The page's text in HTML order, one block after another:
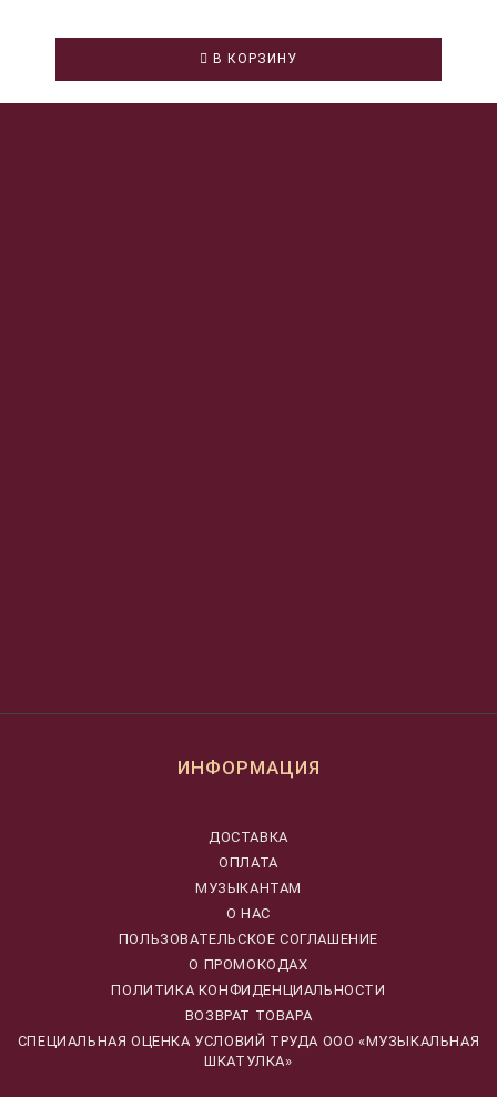
В КОРЗИНУ
ИНФОРМАЦИЯ
ДОСТАВКА
ОПЛАТА
МУЗЫКАНТАМ
О НАС
ПОЛЬЗОВАТЕЛЬСКОЕ СОГЛАШЕНИЕ
О ПРОМОКОДАХ
ПОЛИТИКА КОНФИДЕНЦИАЛЬНОСТИ
ВОЗВРАТ ТОВАРА
CПЕЦИАЛЬНАЯ ОЦЕНКА УСЛОВИЙ ТРУДА ООО «МУЗЫКАЛЬНАЯ
ШКАТУЛКА»